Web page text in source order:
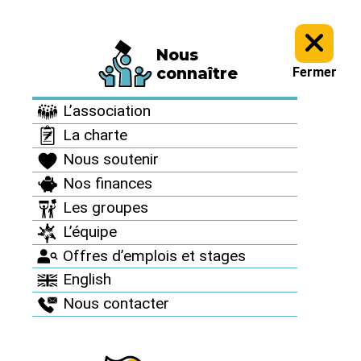
Nous
connaître
L’association
La charte
Nous soutenir
Nos finances
Les groupes
L’équipe
Offres d’emplois et stages
English
Nous contacter
Fermer
Le Réseau en action > Echos des luttes antinucléaires >
Echos des luttes
antinucléaires
Mars-avril 2014 :
Retour sur 50
jours d’actions !
Publié le 30 mars 2014